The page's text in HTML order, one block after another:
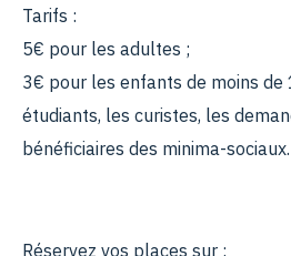
Tarifs :
5€ pour les adultes ;
3€ pour les enfants de moins de
étudiants, les curistes, les
bénéficiaires des minima-sociaux.
Réservez vos places sur :